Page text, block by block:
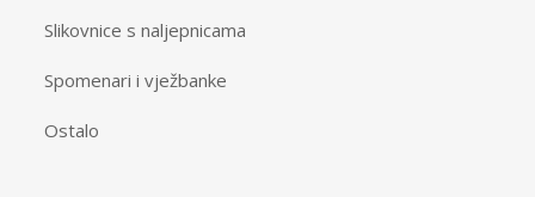
Slikovnice s naljepnicama
Spomenari i vježbanke
Ostalo